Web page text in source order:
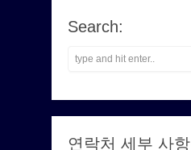
Search:
연락처 세부 사항